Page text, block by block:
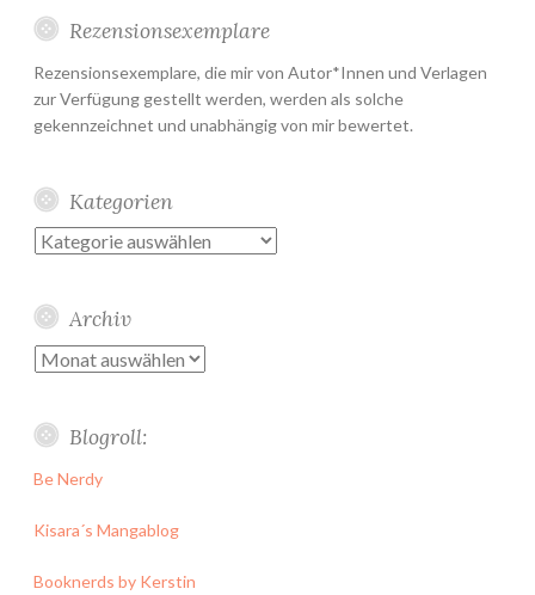
Rezensionsexemplare
Rezensionsexemplare, die mir von Autor*Innen und Verlagen
zur Verfügung gestellt werden, werden als solche
gekennzeichnet und unabhängig von mir bewertet.
Kategorien
Kategorien
Archiv
Archiv
Blogroll:
Be Nerdy
Kisara´s Mangablog
Booknerds by Kerstin